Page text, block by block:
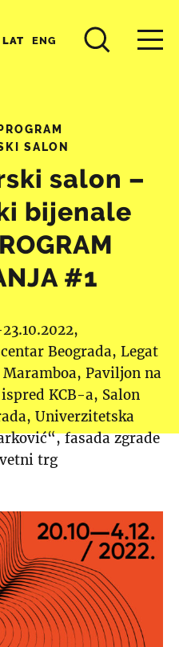
LAT ENG
SALON
salon –
bijenale
#1
Beograda Legat
Paviljon na
KCB-a Salon
Univerzitetska
fasada zgrade
trg